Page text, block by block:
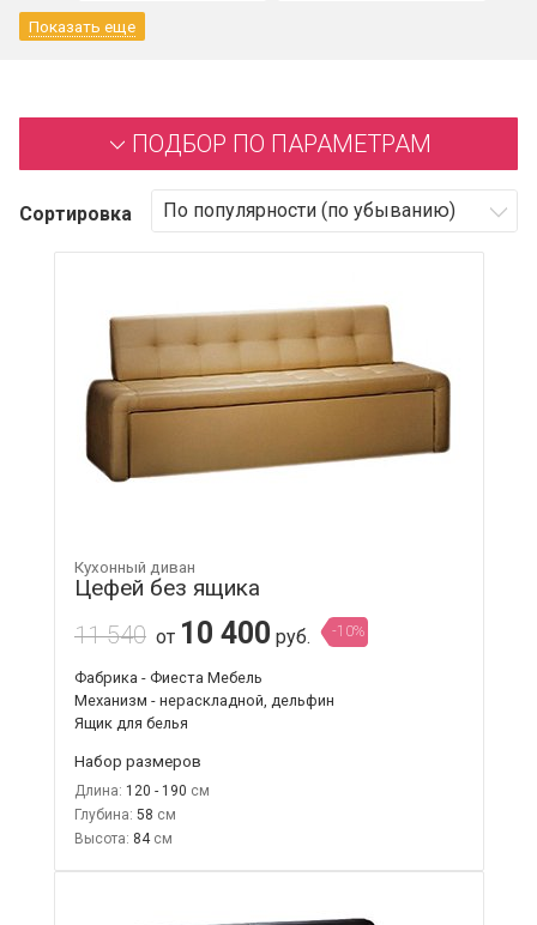
Показать еще
ПОДБОР ПО ПАРАМЕТРАМ
Сортировка
Кухонный диван
Цефей без ящика
11 540 от 10 400 руб. -10%
Фабрика - Фиеста Мебель
Механизм - нераскладной, дельфин
Ящик для белья
Набор размеров
Длина: 120 - 190
Глубина: 58
Высота: 84